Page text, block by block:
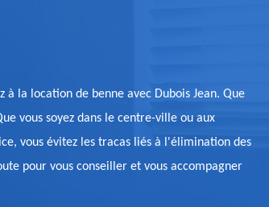
la location de benne avec Dubois Jean. Que
vous soyez dans le centre-ville ou aux
vous évitez les tracas liés à l'élimination des
pour vous conseiller et vous accompagner